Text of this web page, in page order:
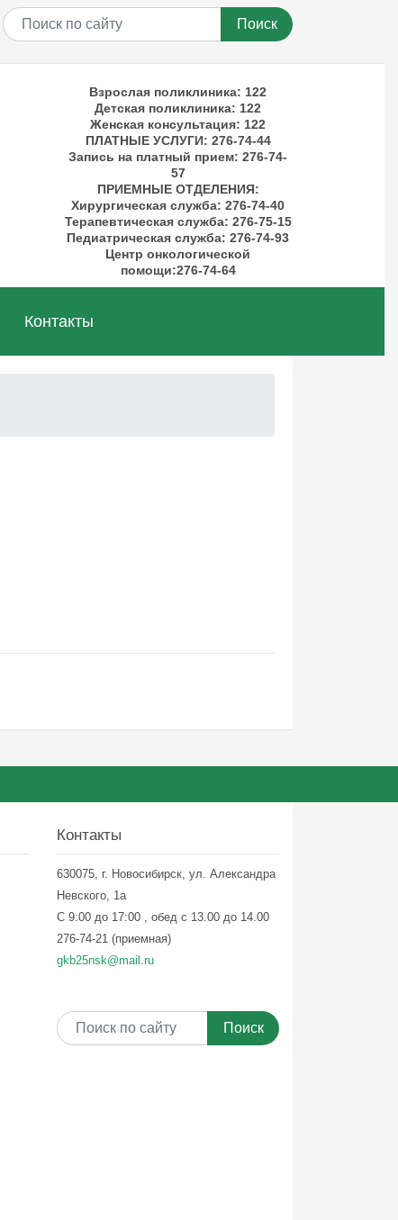
Поиск
Взрослая поликлиника: 122
Детская поликлиника: 122
Женская консультация: 122
ПЛАТНЫЕ УСЛУГИ: 276-74-44
Запись на платный прием: 276-74-
57
ПРИЕМНЫЕ ОТДЕЛЕНИЯ:
Хирургическая служба: 276-74-40
Терапевтическая служба: 276-75-15
Педиатрическая служба: 276-74-93
Центр онкологической
помощи:276-74-64
Контакты
Контакты
630075, г. Новосибирск, ул. Александра
Невского, 1а
С 9:00 до 17:00 , обед с 13.00 до 14.00
276-74-21 (приемная)
gkb25nsk@mail.ru
Поиск